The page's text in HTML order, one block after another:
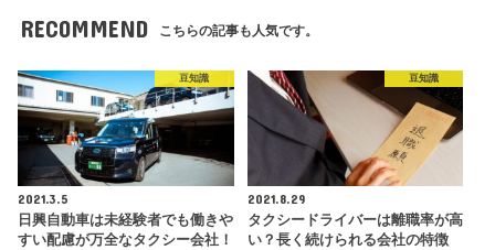
RECOMMEND こちらの記事も人気です。
豆知識
2021.3.5
日興自動車は未経験者でも働きや
すい配慮が万全なタクシー会社！
豆知識
2021.8.29
タクシードライバーは離職率が高
い？長く続けられる会社の特徴